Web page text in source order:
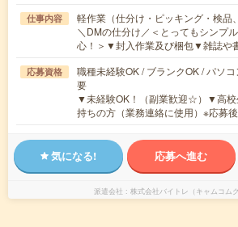
仕事内容
軽作業（仕分け・ピッキング・検品
＼DMの仕分け／＜とってもシンプ
心！＞▼封入作業及び梱包▼雑誌や
応募資格
職種未経験OK / ブランクOK / パソ
要
▼未経験OK！（副業歓迎☆）▼高
持ちの方（業務連絡に使用）※応募
気になる! 応募へ進む
派遣会社 株式会社バイトレ（キャムコムグ